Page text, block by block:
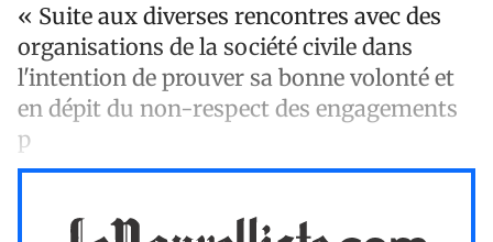
« Suite aux diverses rencontres avec des
organisations de la société civile dans
l'intention de prouver sa bonne volonté et
en dépit du non-respect des engagements
p